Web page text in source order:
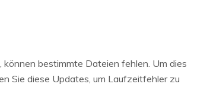
bestimmte Dateien fehlen. Um dies
Sie diese Updates, um Laufzeitfehler zu